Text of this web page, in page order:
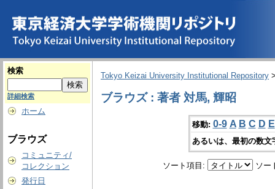
検索
詳細検索
ホーム
ブラウズ
コミュニティ/
コレクション
発行日
Tokyo Keizai University Institutional Repository
ブラウズ : 著者 対馬, 輝昭
移動: 0-9 A B C D E
あるいは、最初の数
ソート項目: ソー